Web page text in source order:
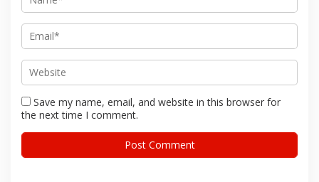
Save my name, email, and website in this browser for
the next time I comment.